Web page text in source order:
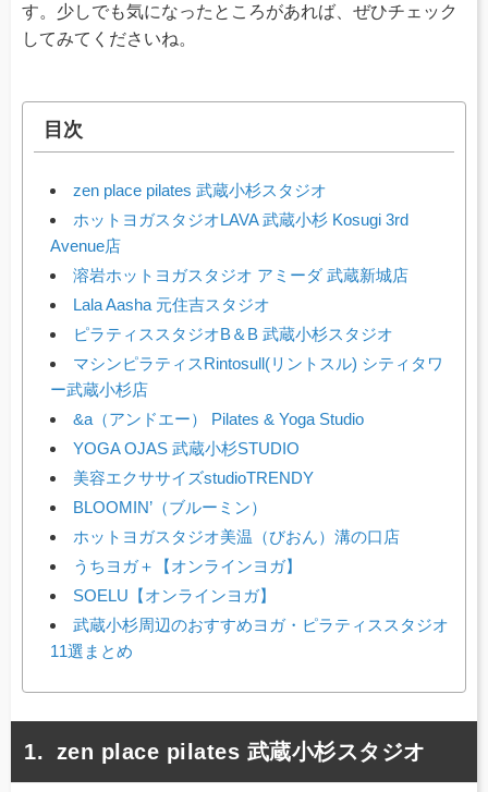
す。少しでも気になったところがあれば、ぜひチェック
してみてくださいね。
目次
zen place pilates 武蔵小杉スタジオ
ホットヨガスタジオLAVA 武蔵小杉 Kosugi 3rd
Avenue店
溶岩ホットヨガスタジオ アミーダ 武蔵新城店
Lala Aasha 元住吉スタジオ
ピラティススタジオB＆B 武蔵小杉スタジオ
マシンピラティスRintosull(リントスル) シティタワ
ー武蔵小杉店
&a（アンドエー） Pilates & Yoga Studio
YOGA OJAS 武蔵小杉STUDIO
美容エクササイズstudioTRENDY
BLOOMIN’（ブルーミン）
ホットヨガスタジオ美温（びおん）溝の口店
うちヨガ＋【オンラインヨガ】
SOELU【オンラインヨガ】
武蔵小杉周辺のおすすめヨガ・ピラティススタジオ
11選まとめ
zen place pilates 武蔵小杉スタジオ